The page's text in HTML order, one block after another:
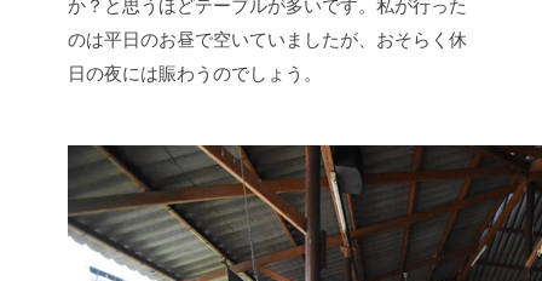
か？と思うほどテーブルが多いです。私が行った
のは平日のお昼で空いていましたが、おそらく休
日の夜には賑わうのでしょう。